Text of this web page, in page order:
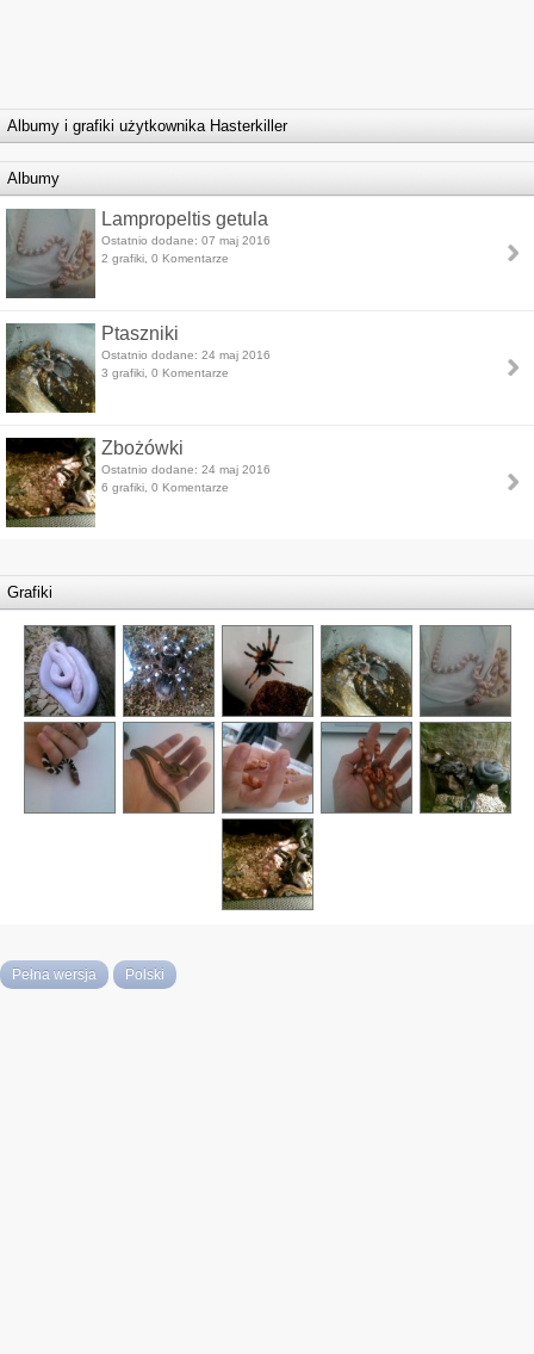
Albumy i grafiki użytkownika Hasterkiller
Albumy
Lampropeltis getula
Ostatnio dodane: 07 maj 2016
2 grafiki, 0 Komentarze
Ptaszniki
Ostatnio dodane: 24 maj 2016
3 grafiki, 0 Komentarze
Zbożówki
Ostatnio dodane: 24 maj 2016
6 grafiki, 0 Komentarze
Grafiki
Pełna wersja Polski